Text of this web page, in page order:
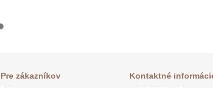
Pre zákazníkov Kontaktné